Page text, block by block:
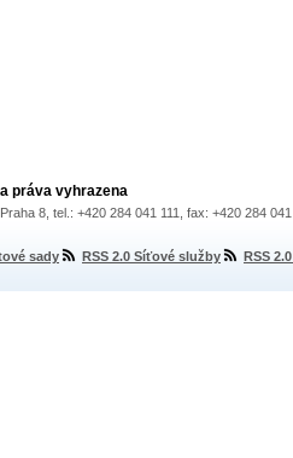
práva vyhrazena
8, tel.: +420 284 041 111, fax: +420 284
sady RSS 2.0 Síťové služby RSS